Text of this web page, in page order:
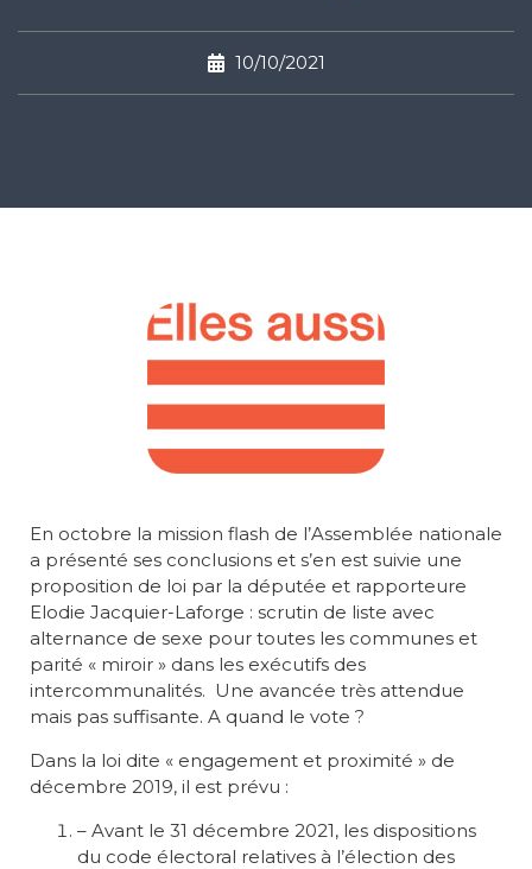
10/10/2021
En octobre la mission flash de l’Assemblée nationale
a présenté ses conclusions et s’en est suivie une
proposition de loi par la députée et rapporteure
Elodie Jacquier-Laforge : scrutin de liste avec
alternance de sexe pour toutes les communes et
parité « miroir » dans les exécutifs des
intercommunalités. Une avancée très attendue
mais pas suffisante. A quand le vote ?
Dans la loi dite « engagement et proximité » de
décembre 2019, il est prévu :
– Avant le 31 décembre 2021, les dispositions
du code électoral relatives à l’élection des